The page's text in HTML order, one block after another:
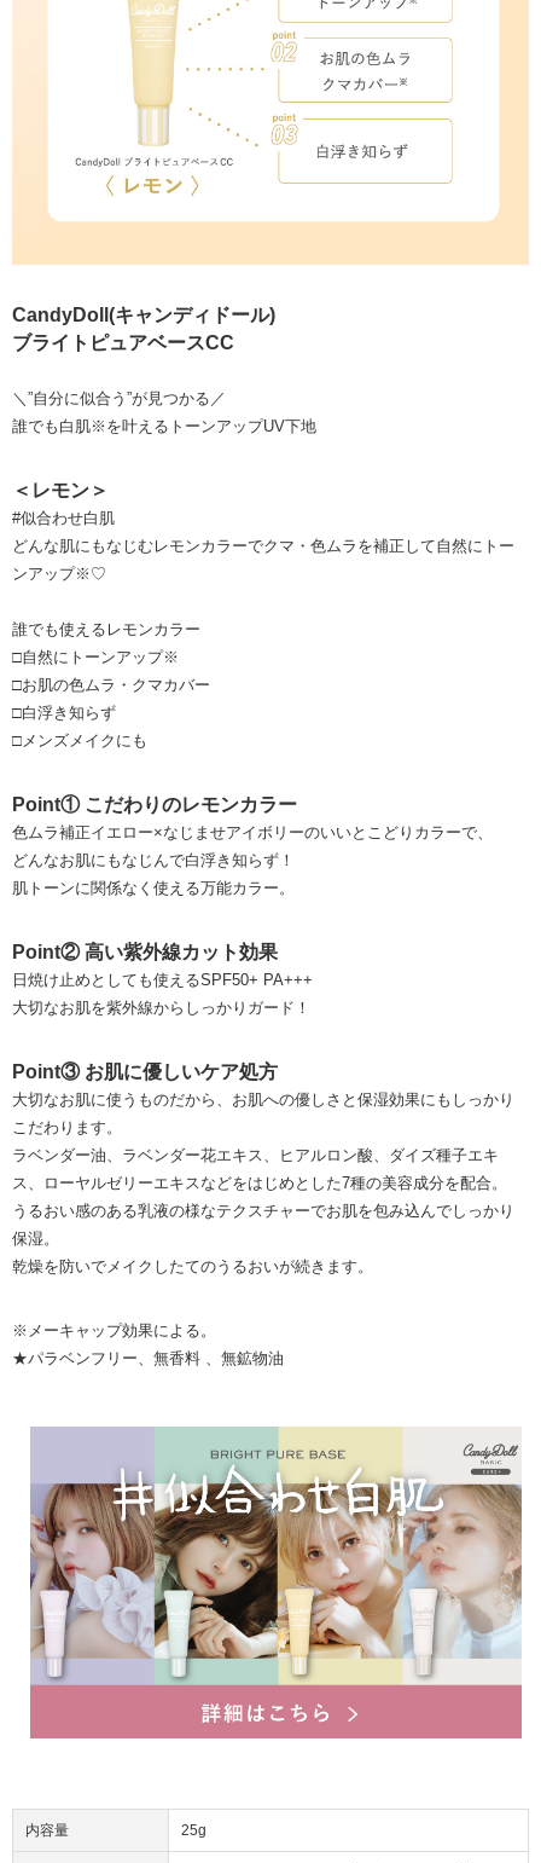
CandyDoll(キャンディドール)
ブライトピュアベースCC
＼”自分に似合う”が見つかる／
誰でも白肌※を叶えるトーンアップUV下地
＜レモン＞
#似合わせ白肌
どんな肌にもなじむレモンカラーでクマ・色ムラを補正して自然にトー
ンアップ※♡
誰でも使えるレモンカラー
□自然にトーンアップ※
□お肌の色ムラ・クマカバー
□白浮き知らず
□メンズメイクにも
Point① こだわりのレモンカラー
色ムラ補正イエロー×なじませアイボリーのいいとこどりカラーで、
どんなお肌にもなじんで白浮き知らず！
肌トーンに関係なく使える万能カラー。
Point② 高い紫外線カット効果
日焼け止めとしても使えるSPF50+ PA+++
大切なお肌を紫外線からしっかりガード！
Point③ お肌に優しいケア処方
大切なお肌に使うものだから、お肌への優しさと保湿効果にもしっかり
こだわります。
ラベンダー油、ラベンダー花エキス、ヒアルロン酸、ダイズ種子エキ
ス、ローヤルゼリーエキスなどをはじめとした7種の美容成分を配合。
うるおい感のある乳液の様なテクスチャーでお肌を包み込んでしっかり
保湿。
乾燥を防いでメイクしたてのうるおいが続きます。
※メーキャップ効果による。
★パラベンフリー、無香料 、無鉱物油
内容量 25g